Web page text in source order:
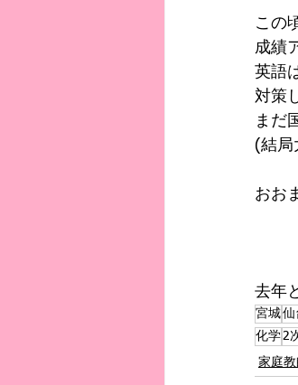
この
成績
英語
対策
まだ
(結局
おお
去年
宮城仙
化学2
家庭